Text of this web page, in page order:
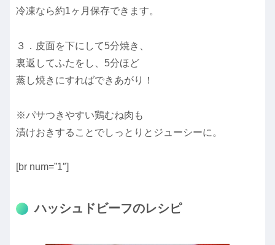
冷凍なら約1ヶ月保存できます。
３．皮面を下にして5分焼き、
裏返してふたをし、5分ほど
蒸し焼きにすればできあがり！
※パサつきやすい鶏むね肉も
漬けおきすることでしっとりとジューシーに。
[br num=”1″]
ハッシュドビーフのレシピ